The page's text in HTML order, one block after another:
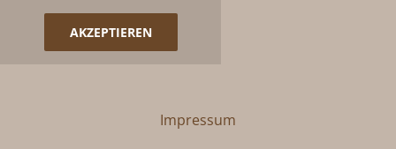
AKZEPTIEREN
Impressum